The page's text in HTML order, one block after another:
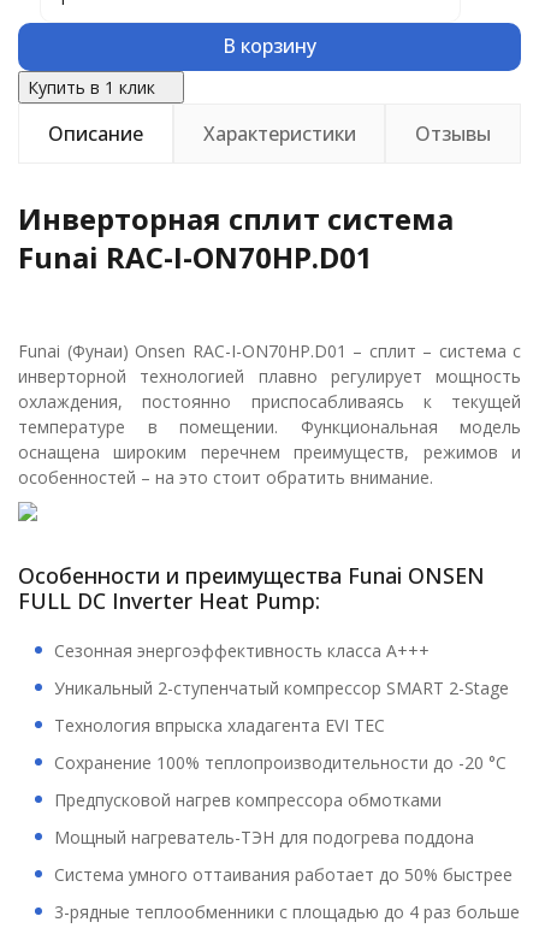
В корзину
Купить в 1 клик
Описание Характеристики Отзывы
Инверторная сплит система
Funai RAC-I-ON70HP.D01
Funai (Фунаи) Onsen RAC-I-ON70HP.D01 – сплит – система с
инверторной технологией плавно регулирует мощность
охлаждения, постоянно приспосабливаясь к текущей
температуре в помещении. Функциональная модель
оснащена широким перечнем преимуществ, режимов и
особенностей – на это стоит обратить внимание.
Особенности и преимущества Funai ONSEN
FULL DC Inverter Heat Pump:
Сезонная энергоэффективность класса А+++
Уникальный 2-ступенчатый компрессор SMART 2-Stage
Технология впрыска хладагента EVI TEC
Сохранение 100% теплопроизводительности до -20 °C
Предпусковой нагрев компрессора обмотками
Мощный нагреватель-ТЭН для подогрева поддона
Система умного оттаивания работает до 50% быстрее
3-рядные теплообменники с площадью до 4 раз больше